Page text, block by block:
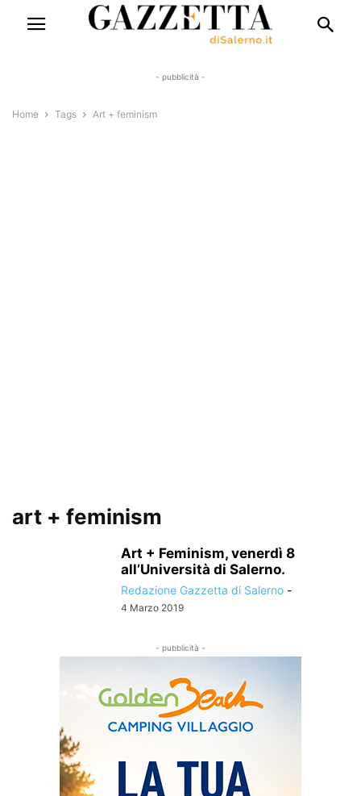
- pubblicità -
Home Tags Art + feminism
art + feminism
Art + Feminism, venerdì 8
all’Università di Salerno.
Redazione Gazzetta di Salerno -
4 Marzo 2019
- pubblicità -